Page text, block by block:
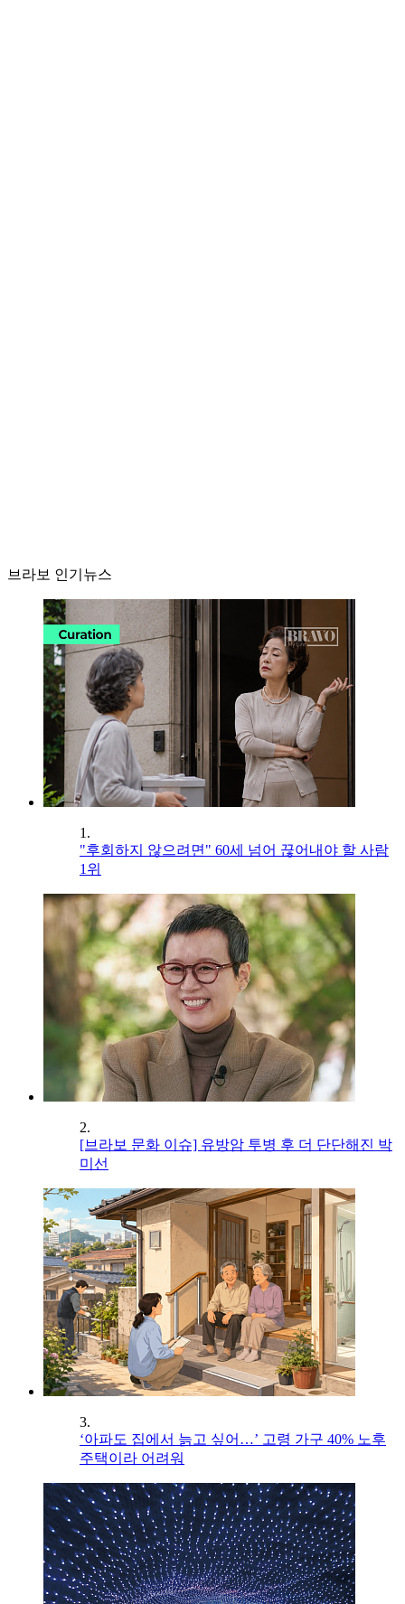
브라보 인기뉴스
1.
"후회하지 않으려면" 60세 넘어 끊어내야 할 사람
1위
2.
[브라보 문화 이슈] 유방암 투병 후 더 단단해진 박
미선
3.
‘아파도 집에서 늙고 싶어…’ 고령 가구 40% 노후
주택이라 어려워